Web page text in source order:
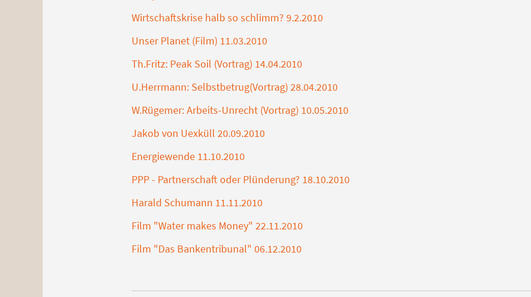
Wirtschaftskrise halb so schlimm? 9.2.2010
Unser Planet (Film) 11.03.2010
Th.Fritz: Peak Soil (Vortrag) 14.04.2010
U.Herrmann: Selbstbetrug(Vortrag) 28.04.2010
W.Rügemer: Arbeits-Unrecht (Vortrag) 10.05.2010
Jakob von Uexküll 20.09.2010
Energiewende 11.10.2010
PPP - Partnerschaft oder Plünderung? 18.10.2010
Harald Schumann 11.11.2010
Film "Water makes Money" 22.11.2010
Film "Das Bankentribunal" 06.12.2010